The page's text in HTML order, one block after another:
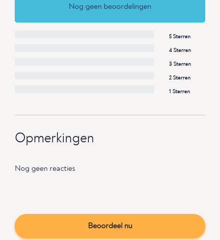
Nog geen beoordelingen
5 Sterren
4 Sterren
3 Sterren
2 Sterren
1 Sterren
Opmerkingen
Nog geen reacties
Beoordeel nu